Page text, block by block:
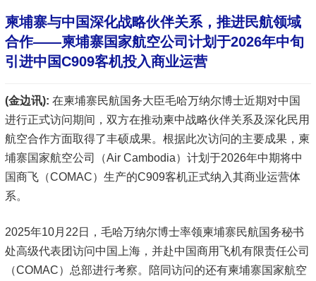
柬埔寨与中国深化战略伙伴关系，推进民航领域
合作——柬埔寨国家航空公司计划于2026年中旬
引进中国C909客机投入商业运营
(金边讯): 在柬埔寨民航国务大臣毛哈万纳尔博士近期对中国
进行正式访问期间，双方在推动柬中战略伙伴关系及深化民用
航空合作方面取得了丰硕成果。根据此次访问的主要成果，柬
埔寨国家航空公司（Air Cambodia）计划于2026年中期将中
国商飞（COMAC）生产的C909客机正式纳入其商业运营体
系。
2025年10月22日，毛哈万纳尔博士率领柬埔寨民航国务秘书
处高级代表团访问中国上海，并赴中国商用飞机有限责任公司
（COMAC）总部进行考察。陪同访问的还有柬埔寨国家航空